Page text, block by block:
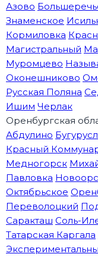
Азово
Знаменское
Кормиловка
Магистральный
Муромцево
Оконешниково
Русская Поляна
Ишим Черлак
Оренбургская
Абдулино
Красный
Медногорск
Павловка
Октябрьское
Переволоцкий
Саракташ Соль-
Татарская Каргала